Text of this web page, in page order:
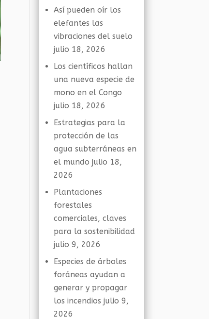
Así pueden oír los
elefantes las
vibraciones del suelo
julio 18, 2026
Los científicos hallan
una nueva especie de
mono en el Congo
julio 18, 2026
Estrategias para la
protección de las
agua subterráneas en
el mundo julio 18,
2026
Plantaciones
forestales
comerciales, claves
para la sostenibilidad
julio 9, 2026
Especies de árboles
foráneas ayudan a
generar y propagar
los incendios julio 9,
2026